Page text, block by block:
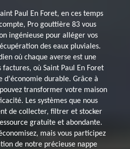
Paul En Foret, en ces temps
Pro gouttière 83 vous
ingénieuse pour alléger vos
des eaux pluviales.
où chaque averse est une
où Saint Paul En Foret
d'économie durable. Grâce à
transformer votre maison
Les systèmes que nous
de collecter, filtrer et stocker
gratuite et abondante.
mais vous participez
de notre précieuse nappe